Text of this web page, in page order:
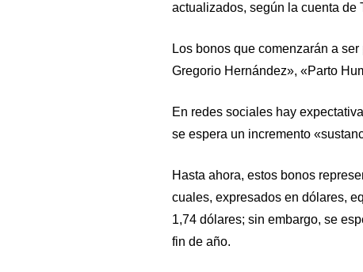
actualizados, según la cuenta de
Los bonos que comenzarán a
Gregorio Hernández», «Parto
En redes sociales hay
se espera un incremento
Hasta ahora, estos bonos
cuales, expresados en dólares,
1,74 dólares; sin embargo, se
fin de año.